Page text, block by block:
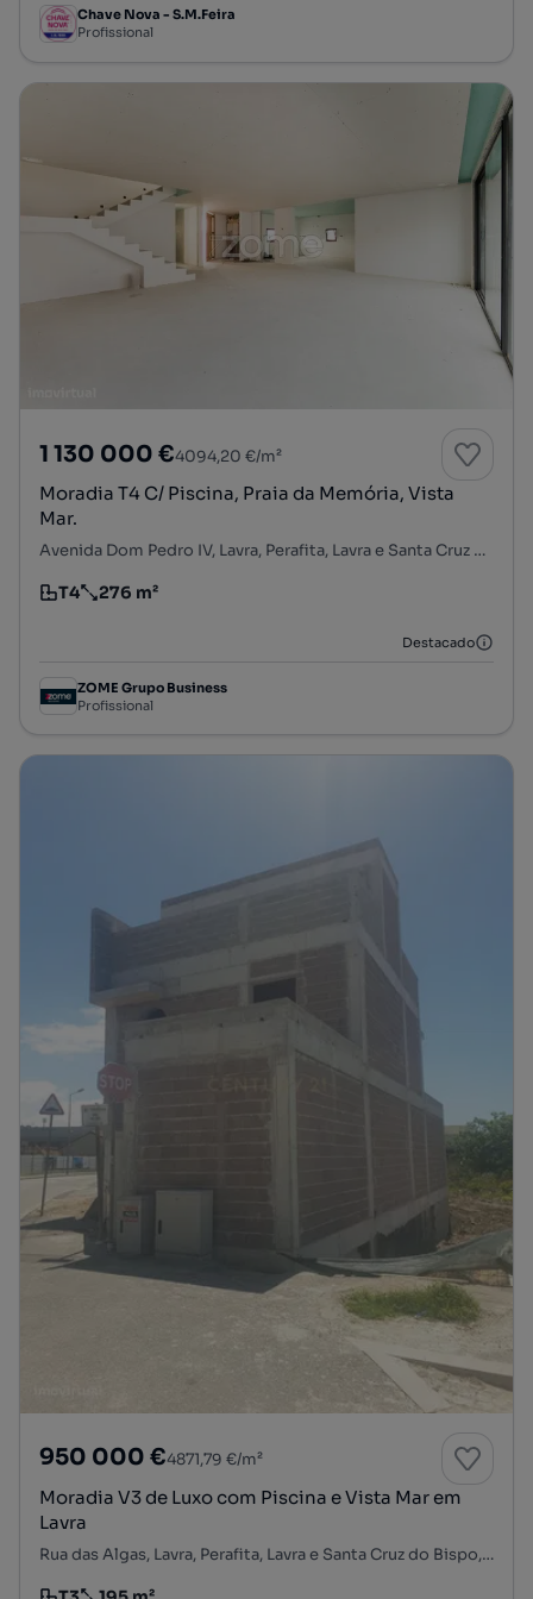
Chave Nova - S.M.Feira
Profissional
1 130 000 €4094,20 €/m²
Moradia T4 C/ Piscina, Praia da Memória, Vista
Mar.
Avenida Dom Pedro IV, Lavra, Perafita, Lavra e Santa Cruz do Bispo, Matosinhos, Porto
Tipologia
T4
Preço por metro quadrado
276 m²
Destacado
ZOME Grupo Business
Profissional
950 000 €4871,79 €/m²
Moradia V3 de Luxo com Piscina e Vista Mar em
Lavra
Rua das Algas, Lavra, Perafita, Lavra e Santa Cruz do Bispo, Matosinhos, Porto